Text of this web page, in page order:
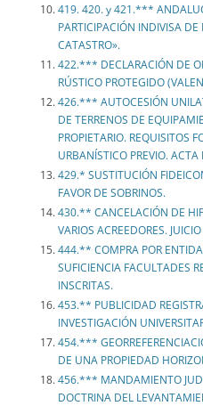
419. 420. y 421.***
PARTICIPACIÓN INDIVISA
CATASTRO».
422.*** DECLARACIÓN DE
RÚSTICO PROTEGIDO
426.*** AUTOCESIÓN
DE TERRENOS DE
PROPIETARIO. REQUISITOS
URBANÍSTICO PREVIO.
429.* SUSTITUCIÓN
FAVOR DE SOBRINOS.
430.** CANCELACIÓN DE
VARIOS ACREEDORES.
444.** COMPRA POR
SUFICIENCIA FACULTADES
INSCRITAS.
453.** PUBLICIDAD
INVESTIGACIÓN
454.***
DE UNA PROPIEDAD
456.*** MANDAMIENTO
DOCTRINA DEL